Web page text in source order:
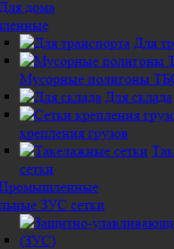
Для
Мусорные полигоны
Для склада
крепления грузов
сетки
ЗУС сетки